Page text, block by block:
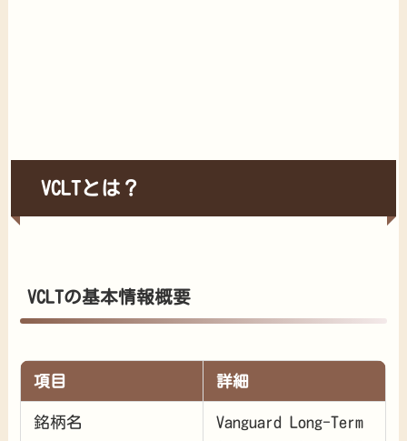
VCLTとは？
VCLTの基本情報概要
項目 詳細
銘柄名
Vanguard Long-Term